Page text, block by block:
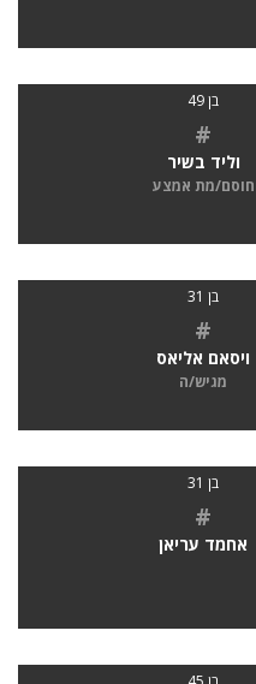
בן 49
#
וליד בשיר
חוסם/מת אמצע
בן 31
#
ויסאם אליאס
מגיש/ה
בן 31
#
אחמד עריאן